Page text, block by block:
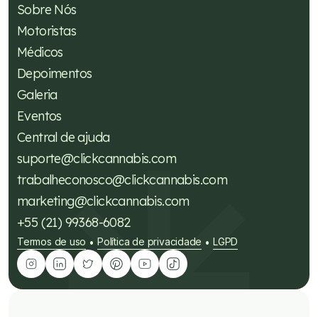
Sobre Nós
Motoristas
Médicos
Depoimentos
Galeria
Eventos
Central de ajuda
suporte@clickcannabis.com
trabalheconosco@clickcannabis.com
marketing@clickcannabis.com
+55 (21) 99368-6082
Termos de uso • Política de privacidade • LGPD